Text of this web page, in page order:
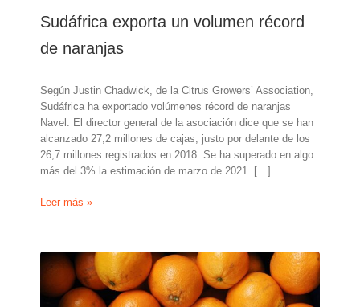
Sudáfrica exporta un volumen récord
de naranjas
Según Justin Chadwick, de la Citrus Growers’ Association,
Sudáfrica ha exportado volúmenes récord de naranjas
Navel. El director general de la asociación dice que se han
alcanzado 27,2 millones de cajas, justo por delante de los
26,7 millones registrados en 2018. Se ha superado en algo
más del 3% la estimación de marzo de 2021. […]
Sudáfrica
un
volumen
récord
naranjas
Leer más »